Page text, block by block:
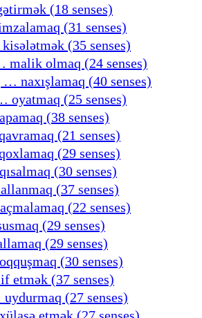
(18 senses)
(31 senses)
(35 senses)
malik olmaq (24 senses)
naxışlamaq (40 senses)
oyatmaq (25 senses)
(38 senses)
(21 senses)
(29 senses)
(30 senses)
(37 senses)
(22 senses)
(29 senses)
(29 senses)
(30 senses)
etmək (37 senses)
(27 senses)
etmək (27 senses)